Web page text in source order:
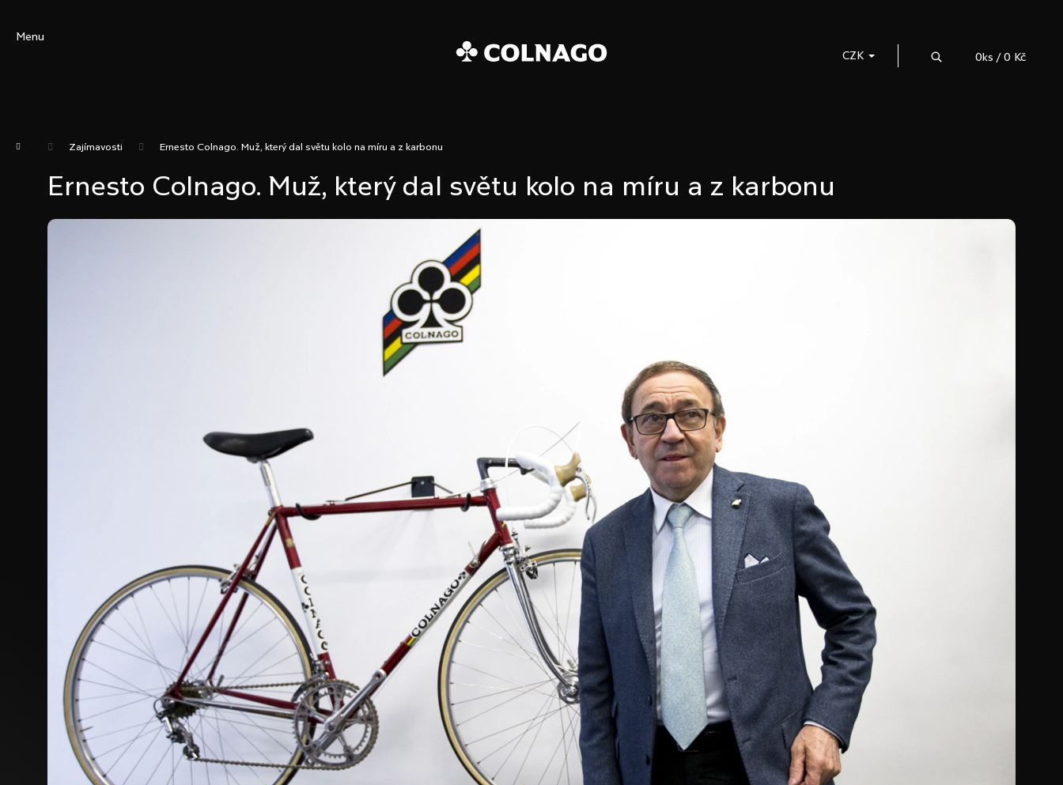
Menu
CZK
0ks /0 Kč
Domů Zajímavosti Ernesto Colnago. Muž, který dal světu kolo na míru a z karbonu
Ernesto Colnago. Muž, který dal světu kolo na míru a z karbonu
obchodu
obchodu
Doporučujeme